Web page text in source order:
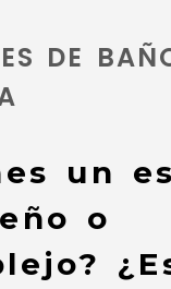
DE
un
o